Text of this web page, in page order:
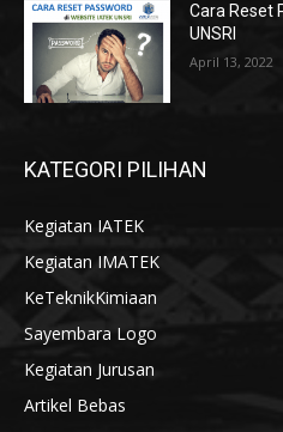
Cara Reset
UNSRI
April 13, 2022
KATEGORI PILIHAN
Kegiatan IATEK
Kegiatan IMATEK
KeTeknikKimiaan
Sayembara Logo
Kegiatan Jurusan
Artikel Bebas